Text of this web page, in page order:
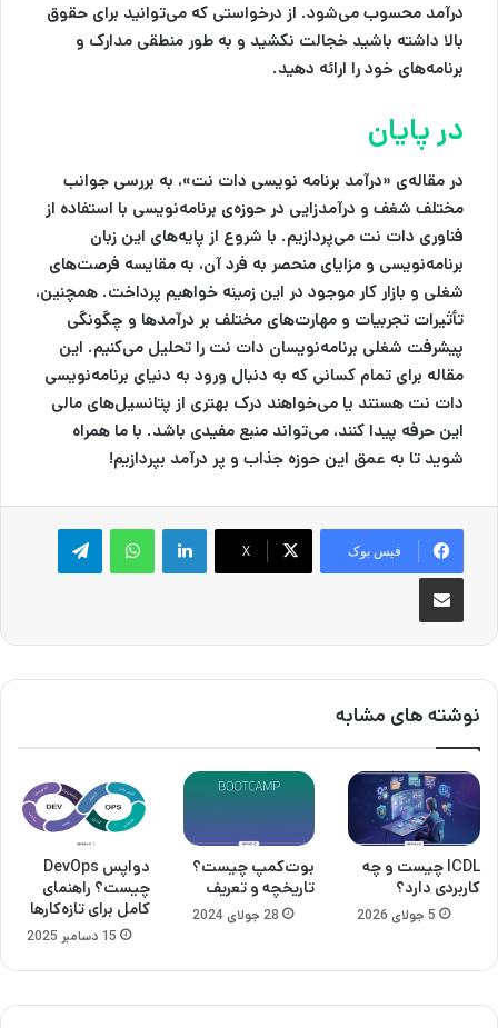
درآمد محسوب می‌شود. از درخواستی‌ که می‌توانید برای حقوق
بالا داشته باشید خجالت نکشید و به طور منطقی مدارک و
برنامه‌های خود را ارائه دهید.
در پایان
در مقاله‌ی «درآمد برنامه نویسی دات نت»، به بررسی جوانب
مختلف شغف و درآمدزایی در حوزه‌ی برنامه‌نویسی با استفاده از
فناوری دات نت می‌پردازیم. با شروع از پایه‌های این زبان
برنامه‌نویسی و مزایای منحصر به فرد آن، به مقایسه فرصت‌های
شغلی و بازار کار موجود در این زمینه خواهیم پرداخت. همچنین،
تأثیرات تجربیات و مهارت‌های مختلف بر درآمدها و چگونگی
پیشرفت شغلی برنامه‌نویسان دات نت را تحلیل می‌کنیم. این
مقاله برای تمام کسانی که به دنبال ورود به دنیای برنامه‌نویسی
دات نت هستند یا می‌خواهند درک بهتری از پتانسیل‌های مالی
این حرفه پیدا کنند، می‌تواند منبع مفیدی باشد. با ما همراه
شوید تا به عمق این حوزه جذاب و پر درآمد بپردازیم!
فیس بوک X
لینکدینواتس آپ تلگرام
اشتراک گذاری از طریق ایمیل
نوشته های مشابه
ICDL چیست و چه
کاربردی دارد؟
5 جولای 2026
بوت‌کمپ چیست؟
تاریخچه و تعریف
28 جولای 2024
دواپس DevOps
چیست؟ راهنمای
کامل برای تازه‌کارها
15 دسامبر 2025